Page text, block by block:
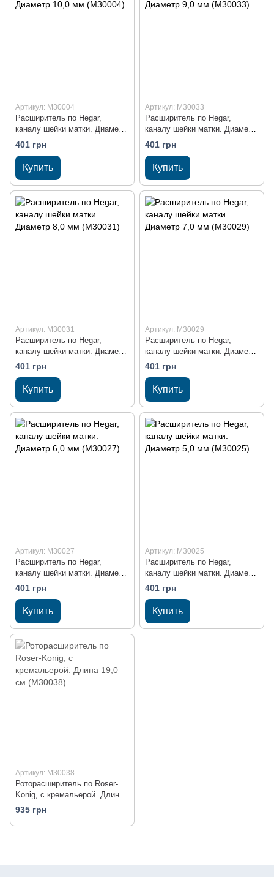
Артикул: M30004
Расширитель по Hegar,
каналу шейки матки. Диаметр
10,0 мм (M30004)
401 грн
Купить
Артикул: M30033
Расширитель по Hegar,
каналу шейки матки. Диаметр
9,0 мм (M30033)
401 грн
Купить
Артикул: M30031
Расширитель по Hegar,
каналу шейки матки. Диаметр
8,0 мм (M30031)
401 грн
Купить
Артикул: M30029
Расширитель по Hegar,
каналу шейки матки. Диаметр
7,0 мм (M30029)
401 грн
Купить
Артикул: M30027
Расширитель по Hegar,
каналу шейки матки. Диаметр
6,0 мм (M30027)
401 грн
Купить
Артикул: M30025
Расширитель по Hegar,
каналу шейки матки. Диаметр
5,0 мм (M30025)
401 грн
Купить
Артикул: M30038
Роторасширитель по Roser-
Konig, с кремальерой. Длина
19,0 см (M30038)
935 грн